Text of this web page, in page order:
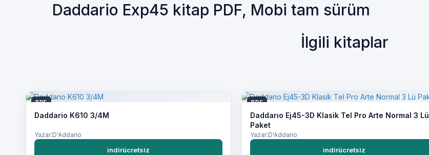
Daddario Exp45 kitap PDF, Mobi tam sürüm
İlgili kitaplar
PDF
Daddario K610 3/4M
Yazar:D'Addario
indirücretsiz
PDF
Daddarıo Ej45-3D Klasik Tel Pro Arte Normal 3 Lü
Paket
Yazar:D'Addario
indirücretsiz